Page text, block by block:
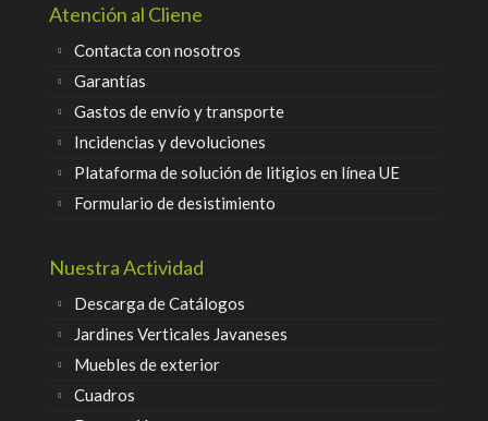
Atención al Cliene
Contacta con nosotros
Garantías
Gastos de envío y transporte
Incidencias y devoluciones
Plataforma de solución de litigios en línea UE
Formulario de desistimiento
Nuestra Actividad
Descarga de Catálogos
Jardines Verticales Javaneses
Muebles de exterior
Cuadros